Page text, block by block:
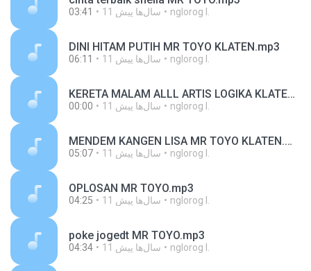
03:41 11 سال‌ها پیش nglorog I.
DINI HITAM PUTIH MR TOYO KLATEN.mp3
06:11 11 سال‌ها پیش nglorog I.
KERETA MALAM ALLL ARTIS LOGIKA KLATEN.mp3
00:00 11 سال‌ها پیش nglorog I.
MENDEM KANGEN LISA MR TOYO KLATEN.mp3
05:07 11 سال‌ها پیش nglorog I.
OPLOSAN MR TOYO.mp3
04:25 11 سال‌ها پیش nglorog I.
poke jogedt MR TOYO.mp3
04:34 11 سال‌ها پیش nglorog I.